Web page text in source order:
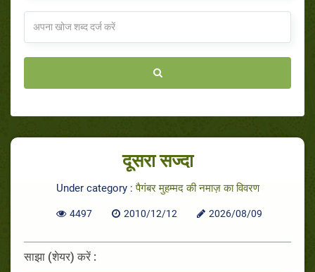
दूसरा सज्दा
Under category :पैगंबर मुहम्मद की नमाज़ का विवरण
4497 2010/12/12 2026/08/09
साझा (शेयर) करें :